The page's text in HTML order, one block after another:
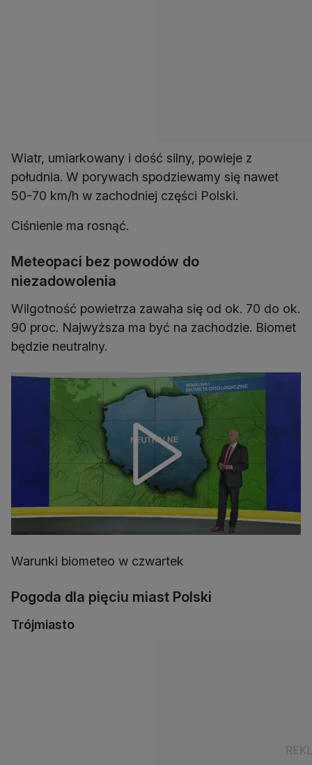
Wiatr, umiarkowany i dość silny, powieje z
południa. W porywach spodziewamy się nawet
50-70 km/h w zachodniej części Polski.
Ciśnienie ma rosnąć.
Meteopaci bez powodów do
niezadowolenia
Wilgotność powietrza zawaha się od ok. 70 do ok.
90 proc. Najwyższa ma być na zachodzie. Biomet
będzie neutralny.
Warunki biometeo w czwartek
Pogoda dla pięciu miast Polski
Trójmiasto